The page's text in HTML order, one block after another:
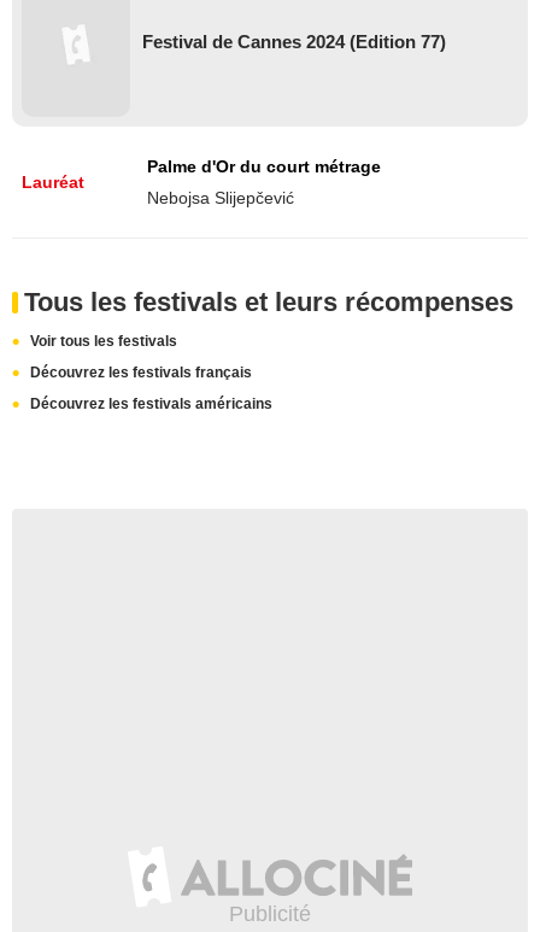
Festival de Cannes 2024 (Edition 77)
Lauréat
Palme d'Or du court métrage
Nebojsa Slijepčević
Tous les festivals et leurs récompenses
Voir tous les festivals
Découvrez les festivals français
Découvrez les festivals américains